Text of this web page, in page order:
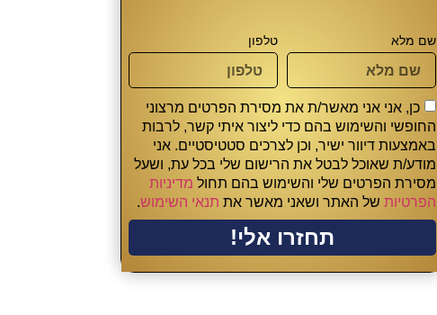
שם מלא טלפון
כן, אני אני מאשר/ת את מסירת הפרטים מרצוני
החופשי והשימוש בהם כדי ליצור איתי קשר, לרבות
באמצעות דיוור ישיר, וכן לצרכים סטטיסטיים. אני
מודע/ת שאוכל לבטל את הרישום שלי בכל עת, ושעל
מסירת הפרטים שלי והשימוש בהם תחול מדיניות
הפרטיותשל האתר ושאני מאשר את תנאי השימוש.
תחזרו אלי!